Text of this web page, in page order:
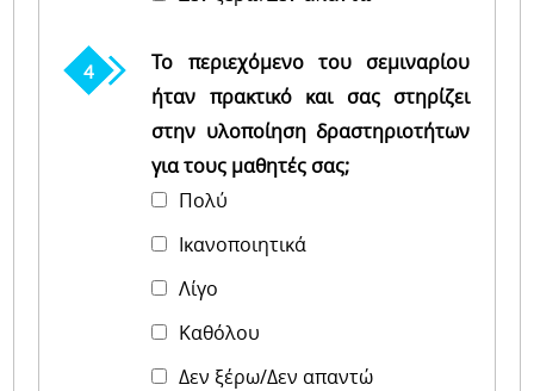
Το περιεχόμενο του σεμιναρίου
ήταν πρακτικό και σας στηρίζει
στην υλοποίηση δραστηριοτήτων
για τους μαθητές σας;
Πολύ
Iκανοποιητικά
Λίγο
Καθόλου
Δεν ξέρω/Δεν απαντώ